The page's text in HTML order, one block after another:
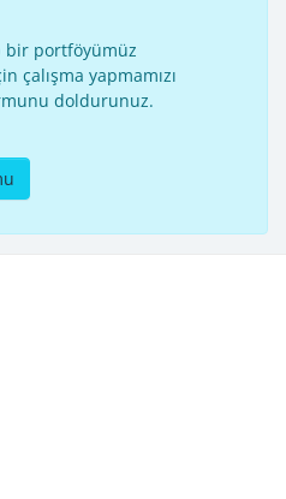
bir portföyümüz
çalışma yapmamızı
doldurunuz.